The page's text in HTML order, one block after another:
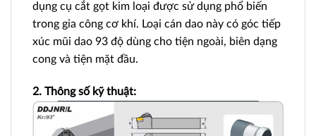
dụng cụ cắt gọt kim loại được sử dụng phổ biến
trong gia công cơ khí. Loại cán dao này có góc tiếp
xúc mũi dao 93 độ dùng cho tiện ngoài, biên dạng
cong và tiện mặt đầu.
2. Thông số kỹ thuật: